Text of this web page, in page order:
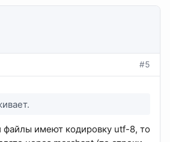
#5
файлы имеют кодировку utf-8, то